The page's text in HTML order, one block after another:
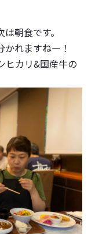
朝食です。
れますねー！
ヒカリ&国産牛の